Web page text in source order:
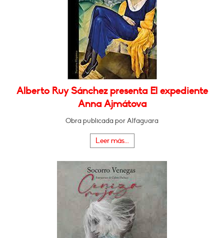
Alberto Ruy Sánchez presenta El expediente
Anna Ajmátova
Obra publicada por Alfaguara
Leer más...